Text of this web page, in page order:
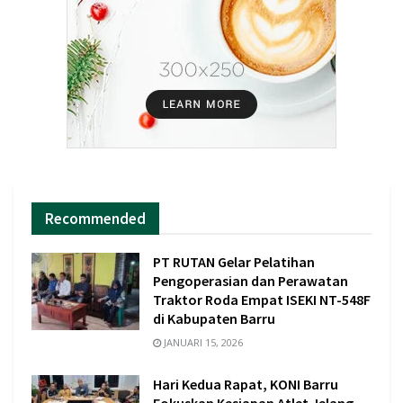
Recommended
PT RUTAN Gelar Pelatihan
Pengoperasian dan Perawatan
Traktor Roda Empat ISEKI NT-548F
di Kabupaten Barru
JANUARI 15, 2026
Hari Kedua Rapat, KONI Barru